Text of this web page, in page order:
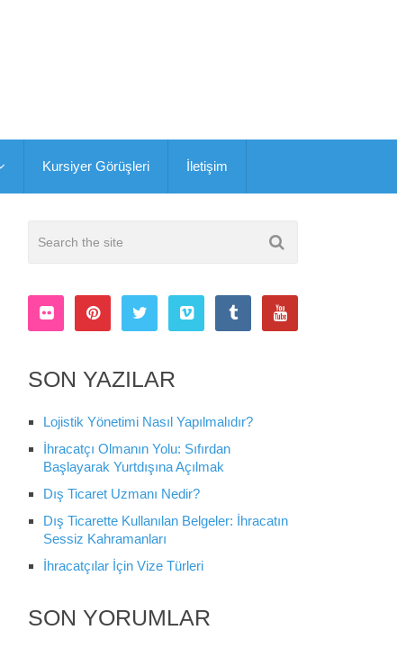
Kursiyer Görüşleri İletişim
SON YAZILAR
Lojistik Yönetimi Nasıl Yapılmalıdır?
İhracatçı Olmanın Yolu: Sıfırdan
Başlayarak Yurtdışına Açılmak
Dış Ticaret Uzmanı Nedir?
Dış Ticarette Kullanılan Belgeler: İhracatın
Sessiz Kahramanları
İhracatçılar İçin Vize Türleri
SON YORUMLAR